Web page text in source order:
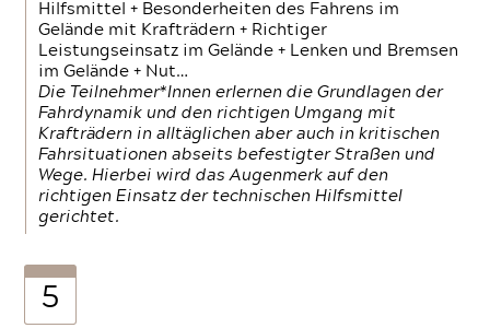
Hilfsmittel + Besonderheiten des Fahrens im
Gelände mit Krafträdern + Richtiger
Leistungseinsatz im Gelände + Lenken und Bremsen
im Gelände + Nut…
Die Teilnehmer*Innen erlernen die Grundlagen der
Fahrdynamik und den richtigen Umgang mit
Krafträdern in alltäglichen aber auch in kritischen
Fahrsituationen abseits befestigter Straßen und
Wege. Hierbei wird das Augenmerk auf den
richtigen Einsatz der technischen Hilfsmittel
gerichtet.
5